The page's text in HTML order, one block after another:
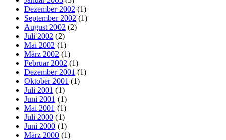
Dezember 2002 (1)
September 2002 (1)
August 2002 (2)
Juli 2002 (2)
Mai 2002 (1)
März 2002 (1)
Februar 2002 (1)
Dezember 2001 (1)
Oktober 2001 (1)
Juli 2001 (1)
Juni 2001 (1)
Mai 2001 (1)
Juli 2000 (1)
Juni 2000 (1)
März 2000 (1)